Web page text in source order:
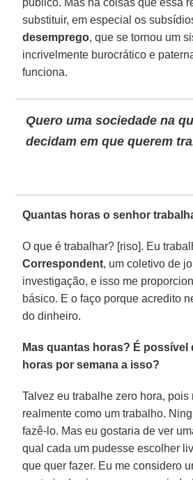
substituir, em especial os
desemprego, que se tornou um
incrivelmente burocrático e
funciona.
Quero uma sociedade na
decidam em que querem
Quantas horas o senhor
O que é trabalhar? [riso]. Eu
Correspondent, um coletivo de
investigação, e isso me
básico. E o faço porque acredito
do dinheiro.
Mas quantas horas? É possível
horas por semana a isso?
Talvez eu trabalhe zero hora,
realmente como um trabalho.
fazê-lo. Mas eu gostaria de ver
qual cada um pudesse escolher
que quer fazer. Eu me considero